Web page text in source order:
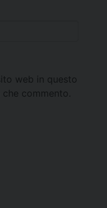
web in questo
commento.